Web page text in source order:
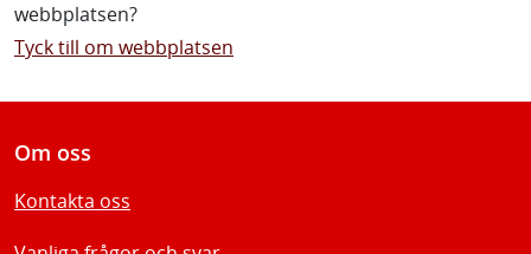
webbplatsen?
Tyck till om webbplatsen
Om oss
Kontakta oss